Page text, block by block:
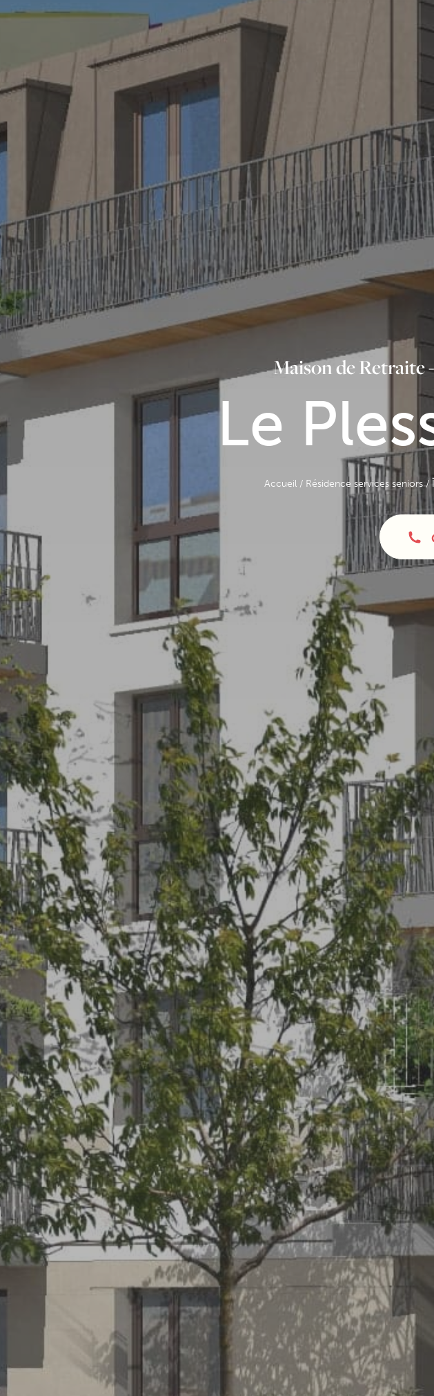
Maison de Retraite
Le
Accueil / Résidence services seniors /